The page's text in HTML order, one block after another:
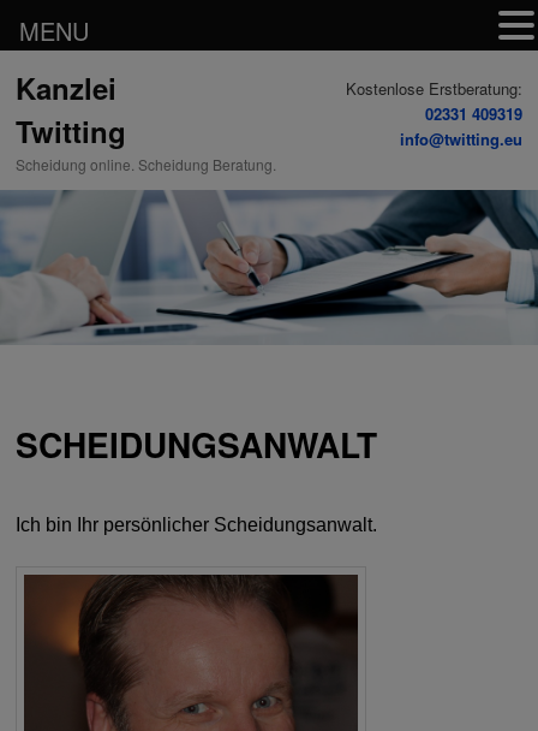
Inhalt
Kanzlei
Twitting
Scheidung online. Scheidung Beratung.
Kostenlose Erstberatung:
02331 409319
info@twitting.eu
SCHEIDUNGSANWALT
Ich bin Ihr persönl icher Scheidungsanwalt.
MENU